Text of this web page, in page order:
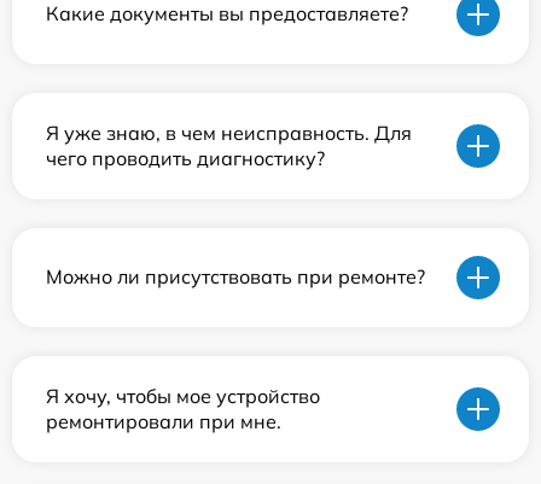
Какие документы вы предоставляете?
Я уже знаю, в чем неисправность. Для
чего проводить диагностику?
Можно ли присутствовать при ремонте?
Я хочу, чтобы мое устройство
ремонтировали при мне.